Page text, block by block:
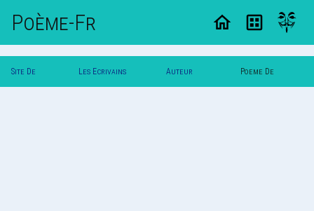
Poème-Fr
Site De Les Ecrivains Auteur Poeme De